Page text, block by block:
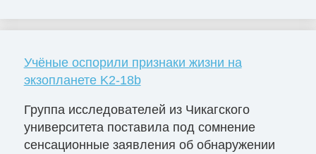
Учёные оспорили признаки жизни на
экзопланете K2-18b
Группа исследователей из Чикагского
университета поставила под сомнение
сенсационные заявления об обнаружении